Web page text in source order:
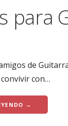
para
de
con…
→